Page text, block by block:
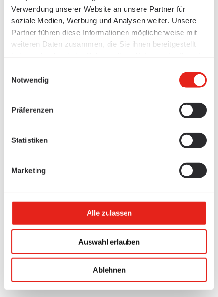
Verwendung unserer Website an unsere Partner für
soziale Medien, Werbung und Analysen weiter. Unsere
Partner führen diese Informationen möglicherweise mit
weiteren Daten zusammen, die Sie ihnen bereitgestellt
Notwendig
Präferenzen
Statistiken
Marketing
Alle zulassen
Auswahl erlauben
Ablehnen